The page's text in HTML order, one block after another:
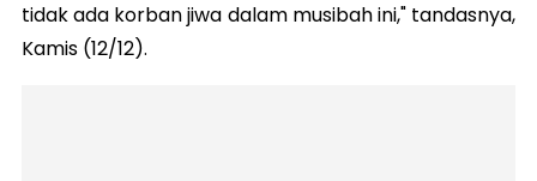
tidak ada korban jiwa dalam musibah ini," tandasnya,
Kamis (12/12).